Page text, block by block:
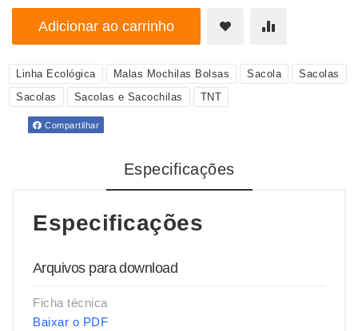
Adicionar ao carrinho
Linha Ecológica Malas Mochilas Bolsas Sacola
Sacolas
Sacolas
Sacolas e Sacochilas TNT
Compartilhar
Especificações
Especificações
Arquivos para download
Ficha técnica
Baixar o PDF